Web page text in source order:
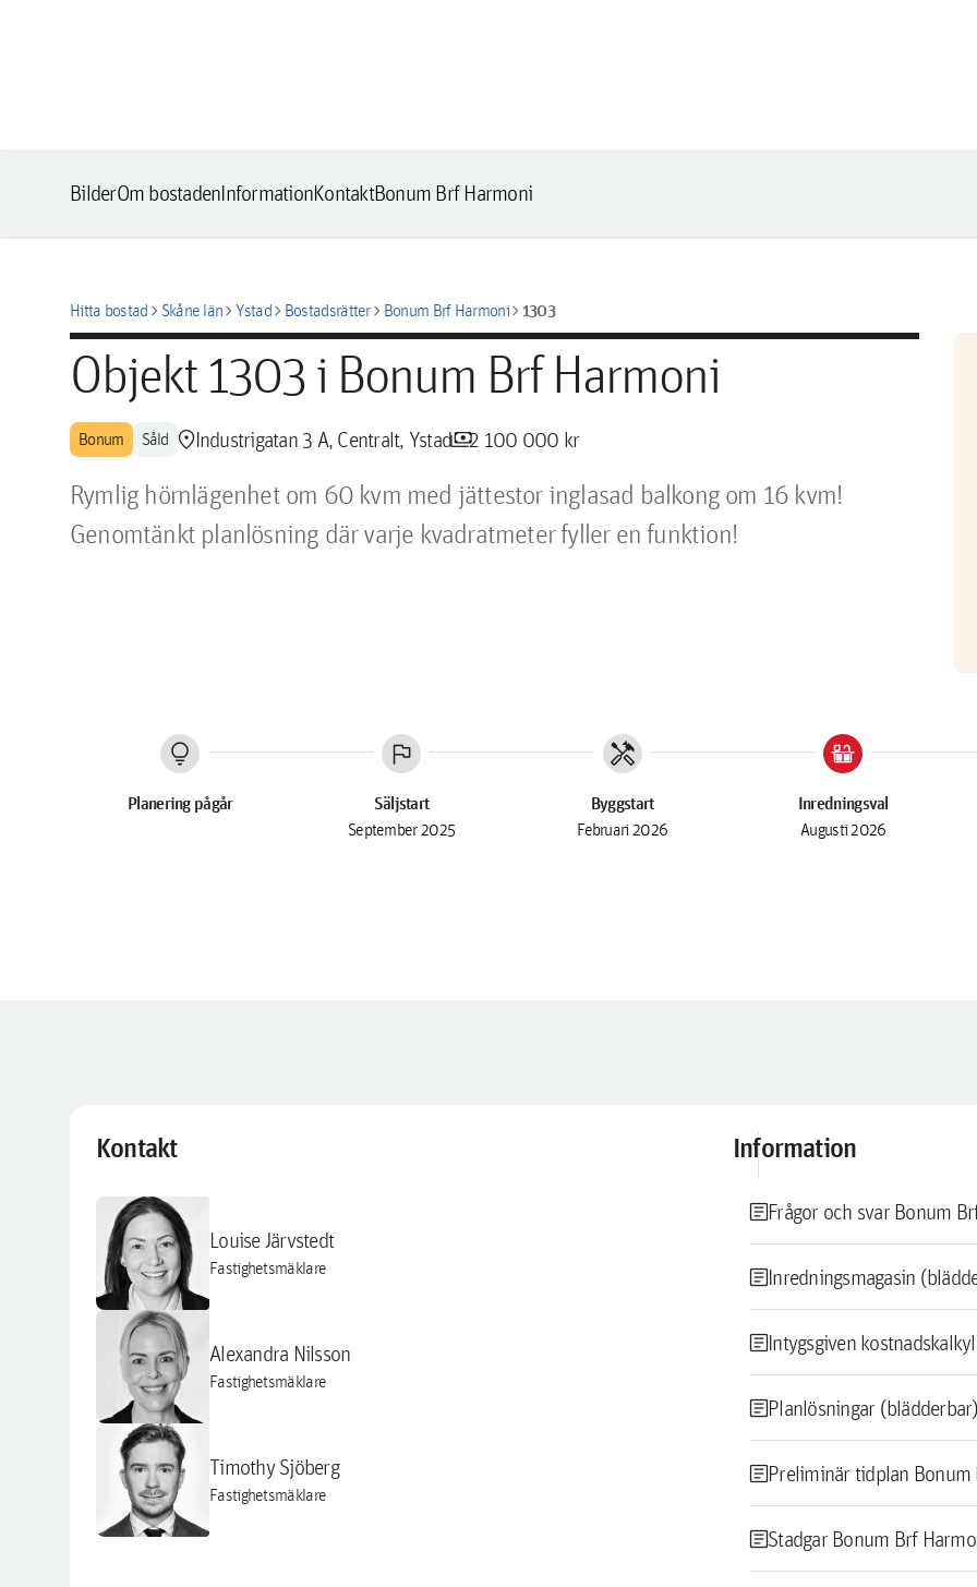
BilderOm bostadenInformationKontaktBonum Brf Harmoni
Hitta bostadchevron_rightSkåne länchevron_rightYstadchevron_rightBostadsrätterchevron_rightBonum Brf Harmonichevron_right1303
Objekt 1303 i Bonum Brf Harmoni
Bonum Såld location_pinIndustrigatan 3 A, Centralt, Ystadpayments2 100 000 kr
Rymlig hörnlägenhet om 60 kvm med jättestor inglasad balkong om 16 kvm!
Genomtänkt planlösning där varje kvadratmeter fyller en funktion!
lightbulb
Planering pågår
flag
Säljstart
September 2025
handyman
Byggstart
Februari 2026
countertops
Inredningsval
Augusti 2026
Kontakt
Louise Järvstedt
Fastighetsmäklare
Alexandra Nilsson
Fastighetsmäklare
Timothy Sjöberg
Fastighetsmäklare
Information
articleFrågor och svar Bonum
articleInredningsmagasin
articleIntygsgiven
articlePlanlösningar (blädderbar)
articlePreliminär tidplan Bonum
articleStadgar Bonum Brf